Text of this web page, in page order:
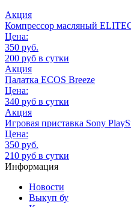
Акция
Компрессор масляный
Цена:
350 руб.
200 руб в сутки
Акция
Палатка ECOS Breeze
Цена:
340 руб в сутки
Акция
Игровая приставка Sony
Цена:
350 руб.
210 руб в сутки
Информация
Новости
Выкуп бу